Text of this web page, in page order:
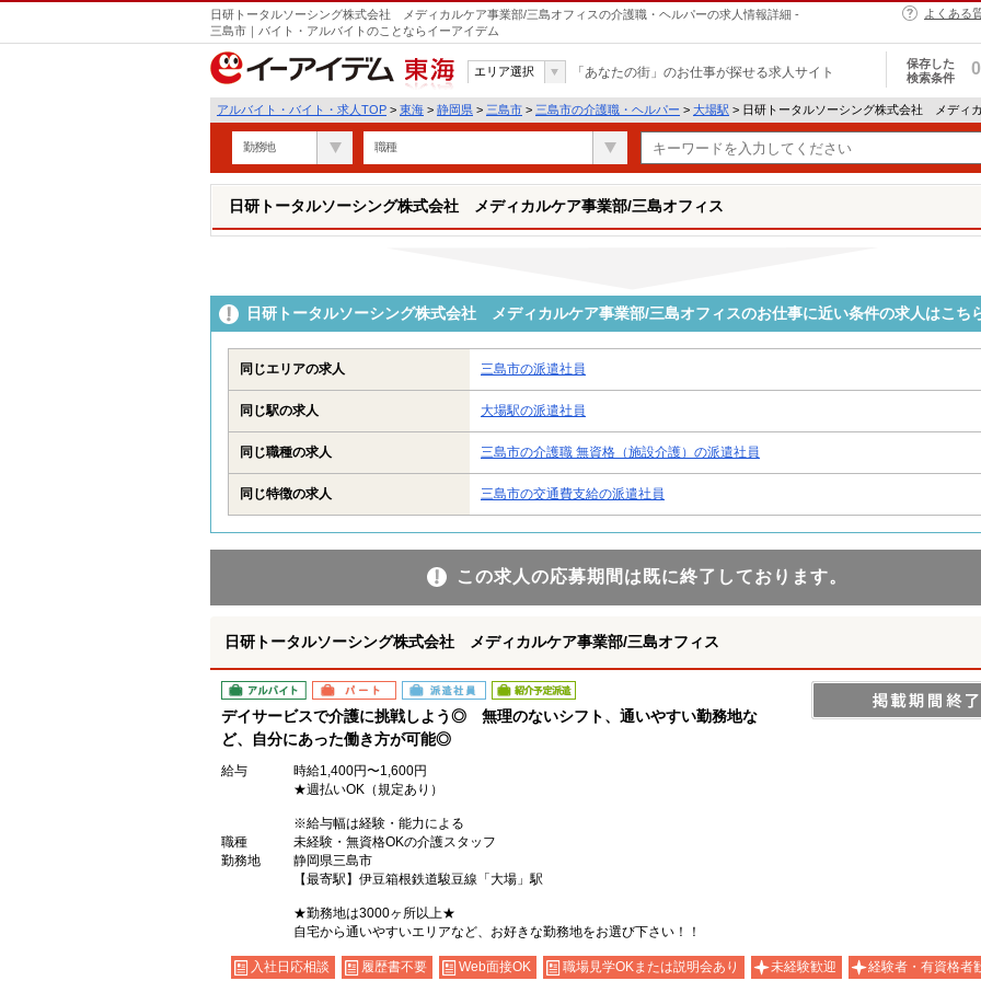
日研トータルソーシング株式会社 メディカルケア事業部/三島オフィスの介護職・ヘルパーの求人情報詳細 -
三島市｜バイト・アルバイトのことならイーアイデム
よくある
東海
エリア選択 「あなたの街」のお仕事が探せる求人サイト
保存した
検索条件
0
アルバイト・バイト・求人TOP > 東海 > 静岡県 > 三島市 > 三島市の介護職・ヘルパー > 大場駅 > 日研トータルソーシング株式会社 メディ
勤務地 職種
日研トータルソーシング株式会社 メディカルケア事業部/三島オフィス
日研トータルソーシング株式会社 メディカルケア事業部/三島オフィスのお仕事に近い条件の求人はこち
同じエリアの求人 三島市の派遣社員
同じ駅の求人 大場駅の派遣社員
同じ職種の求人 三島市の介護職 無資格（施設介護）の派遣社員
同じ特徴の求人 三島市の交通費支給の派遣社員
この求人の応募期間は既に終了しております。
日研トータルソーシング株式会社 メディカルケア事業部/三島オフィス
アルバイト パート 派遣社員 紹介予定派遣
デイサービスで介護に挑戦しよう◎ 無理のないシフト、通いやすい勤務地な
ど、自分にあった働き方が可能◎
給与
時給1,400円〜1,600円
★週払いOK（規定あり）
※給与幅は経験・能力による
職種
未経験・無資格OKの介護スタッフ
勤務地
静岡県三島市
【最寄駅】伊豆箱根鉄道駿豆線「大場」駅
★勤務地は3000ヶ所以上★
自宅から通いやすいエリアなど、お好きな勤務地をお選び下さい！！
入社日応相談 履歴書不要 Web面接OK 職場見学OKまたは説明会あり 未経験歓迎 経験者・有資格者